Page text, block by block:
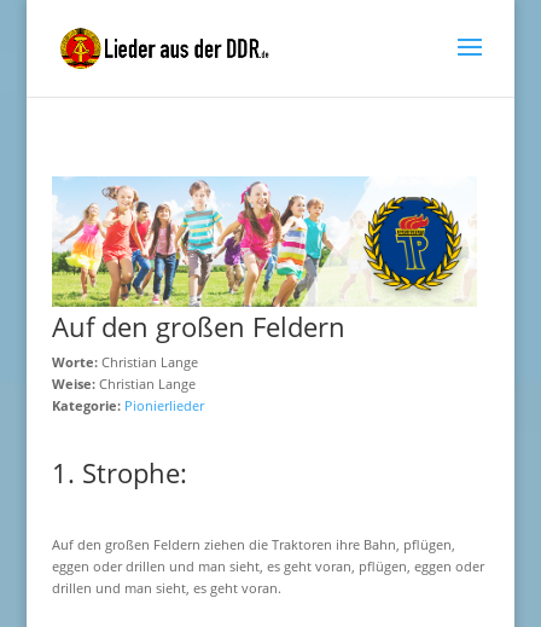
Auf den großen Feldern
Worte:Christian Lange
Weise:Christian Lange
Kategorie: Pionierlieder
1. Strophe:
Auf den großen Feldern ziehen die Traktoren ihre Bahn, pflügen,
eggen oder drillen und man sieht, es geht voran, pflügen, eggen oder
drillen und man sieht, es geht voran.